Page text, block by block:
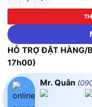
HỖ TRỢ ĐẶT
17h00)
Mr. Quân (